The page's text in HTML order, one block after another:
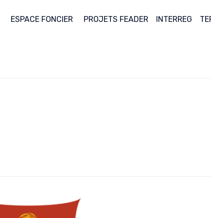
ESPACE FONCIER PROJETS FEADER INTERREG